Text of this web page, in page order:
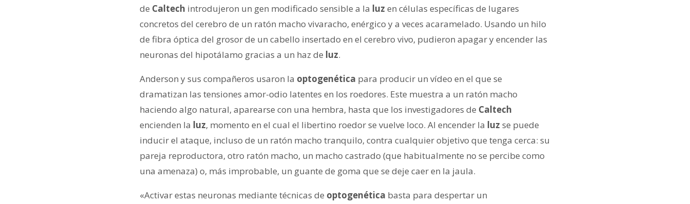
de Caltech introdujeron un gen modificado sensible a la luz en células específicas de lugares
concretos del cerebro de un ratón macho vivaracho, enérgico y a veces acaramelado. Usando un hilo
de fibra óptica del grosor de un cabello insertado en el cerebro vivo, pudieron apagar y encender las
neuronas del hipotálamo gracias a un haz de luz.
Anderson y sus compañeros usaron la optogenética para producir un vídeo en el que se
dramatizan las tensiones amor-odio latentes en los roedores. Este muestra a un ratón macho
haciendo algo natural, aparearse con una hembra, hasta que los investigadores de Caltech
encienden la luz, momento en el cual el libertino roedor se vuelve loco. Al encender la luz se puede
inducir el ataque, incluso de un ratón macho tranquilo, contra cualquier objetivo que tenga cerca: su
pareja reproductora, otro ratón macho, un macho castrado (que habitualmente no se percibe como
una amenaza) o, más improbable, un guante de goma que se deje caer en la jaula.
«Activar estas neuronas mediante técnicas de optogenética basta para despertar un